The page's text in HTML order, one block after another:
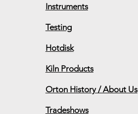
Instruments
Testing
Hotdisk
Kiln Products
Orton History / About Us
Tradeshows